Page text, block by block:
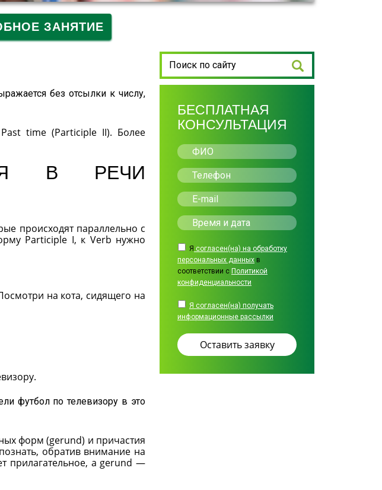
ЗАНЯТИЕ
без отсылки к числу,
time (Participle II). Более
В РЕЧИ
происходят параллельно с
Participle I, к Verb нужно
на кота, сидящего на
футбол по телевизору в это
форм (gerund) и причастия
обратив внимание на
прилагательное, а gerund —
БЕСПЛАТНАЯ
КОНСУЛЬТАЦИЯ
Я согласен(на) на обработку
персональных данных в
соответствии с Политикой
конфиденциальности
Я согласен(на) получать
информационные рассылки